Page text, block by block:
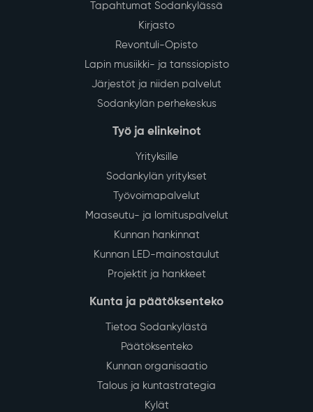
Tapahtumat Sodankylässä
Kirjasto
Revontuli-Opisto
Lapin musiikki- ja tanssiopisto
Järjestöt ja niiden palvelut
Sodankylän perhekeskus
Työ ja elinkeinot
Yrityksille
Sodankylän yritykset
Työvoimapalvelut
Maaseutu- ja lomituspalvelut
Kunnan hankinnat
Kunnan LED-mainostaulut
Projektit ja hankkeet
Kunta ja päätöksenteko
Tietoa Sodankylästä
Päätöksenteko
Kunnan organisaatio
Talous ja kuntastrategia
Kylät